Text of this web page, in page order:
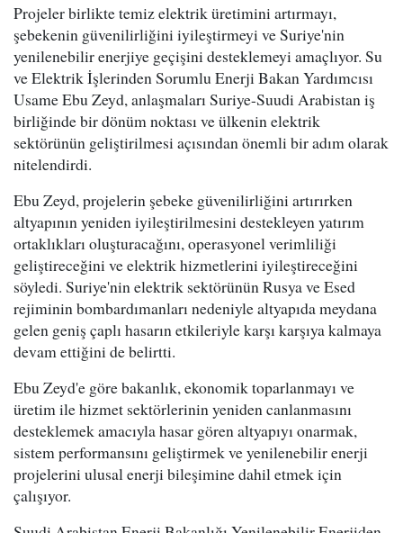
Projeler birlikte temiz elektrik üretimini artırmayı,
şebekenin güvenilirliğini iyileştirmeyi ve Suriye'nin
yenilenebilir enerjiye geçişini desteklemeyi amaçlıyor. Su
ve Elektrik İşlerinden Sorumlu Enerji Bakan Yardımcısı
Usame Ebu Zeyd, anlaşmaları Suriye-Suudi Arabistan iş
birliğinde bir dönüm noktası ve ülkenin elektrik
sektörünün geliştirilmesi açısından önemli bir adım olarak
nitelendirdi.
Ebu Zeyd, projelerin şebeke güvenilirliğini artırırken
altyapının yeniden iyileştirilmesini destekleyen yatırım
ortaklıkları oluşturacağını, operasyonel verimliliği
geliştireceğini ve elektrik hizmetlerini iyileştireceğini
söyledi. Suriye'nin elektrik sektörünün Rusya ve Esed
rejiminin bombardımanları nedeniyle altyapıda meydana
gelen geniş çaplı hasarın etkileriyle karşı karşıya kalmaya
devam ettiğini de belirtti.
Ebu Zeyd'e göre bakanlık, ekonomik toparlanmayı ve
üretim ile hizmet sektörlerinin yeniden canlanmasını
desteklemek amacıyla hasar gören altyapıyı onarmak,
sistem performansını geliştirmek ve yenilenebilir enerji
projelerini ulusal enerji bileşimine dahil etmek için
çalışıyor.